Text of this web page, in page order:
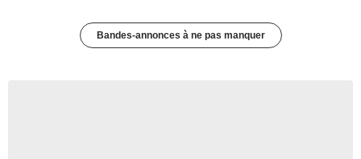
Bandes-annonces à ne pas manquer